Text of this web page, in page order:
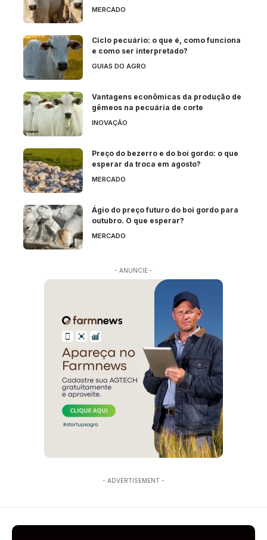
MERCADO
Ciclo pecuário: o que é, como funciona
e como ser interpretado?
GUIAS DO AGRO
Vantagens econômicas da produção de
gêmeos na pecuária de corte
INOVAÇÃO
Preço do bezerro e do boi gordo: o que
esperar da troca em agosto?
MERCADO
Ágio do preço futuro do boi gordo para
outubro. O que esperar?
MERCADO
- ANUNCIE -
- ADVERTISEMENT -